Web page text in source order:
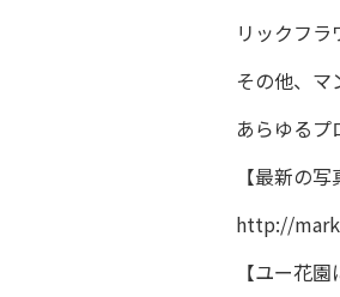
リックフラ
その他、マ
あらゆるプ
【最新の
http://
【ユー花園